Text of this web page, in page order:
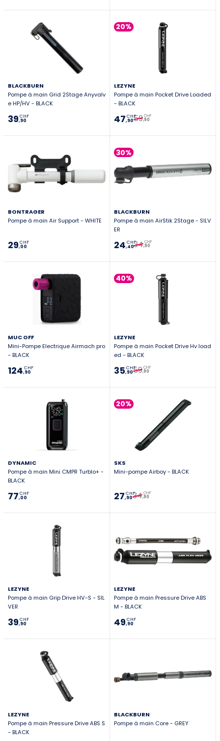
BLACKBURN
Pompe à main Grid 2Stage Anyvalv
e HP/HV - BLACK
39,90
CHF
20%
LEZYNE
Pompe à main Pocket Drive Loaded
- BLACK
47,90
CHF59,90
CHF
BONTRAGER
Pompe à main Air Support - WHITE
29,00
CHF
30%
BLACKBURN
Pompe à main AirStik 2Stage - SILV
ER
24,40
CHF34,90
CHF
MUC OFF
Mini-Pompe Electrique Airmach pro
- BLACK
124,90
CHF
40%
LEZYNE
Pompe à main Pocket Drive Hv load
ed - BLACK
35,90
CHF59,90
CHF
DYNAMIC
Pompe à main Mini CMPR Turblo+ -
BLACK
77,00
CHF
20%
SKS
Mini-pompe Airboy - BLACK
27,90
CHF34,90
CHF
LEZYNE
Pompe à main Grip Drive HV-S - SIL
VER
39,90
CHF
LEZYNE
Pompe à main Pressure Drive ABS
M - BLACK
49,90
CHF
LEZYNE
Pompe à main Pressure Drive ABS S
- BLACK
BLACKBURN
Pompe à main Core - GREY